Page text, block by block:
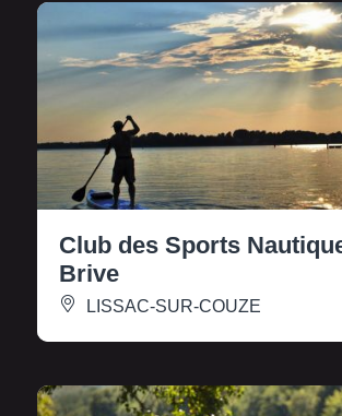
Club des Sports
Brive
LISSAC-SUR-COUZE